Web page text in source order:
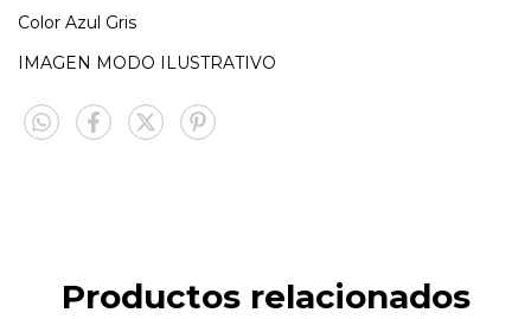
Color Azul Gris
IMAGEN MODO ILUSTRATIVO
Productos relacionados